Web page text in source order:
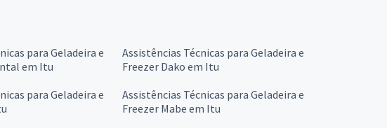
para Geladeira e
em Itu
Assistências Técnicas para Geladeira e
Freezer Dako em Itu
para Geladeira e
Assistências Técnicas para Geladeira e
Freezer Mabe em Itu